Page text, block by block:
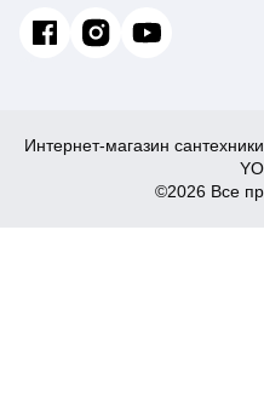
Интернет-магазин
©2026 Все